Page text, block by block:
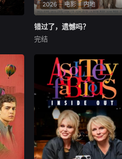
想创
人组
然而
诸多
叔助
随后
大叔
2026 电影 内地
错过了，遗憾吗？
庄达菲
00后女孩吴小北惨遭"断崖式
分手"，失恋后的她在发疯和
颓废中反复横跳，终于决定反
击！小北跌跌撞撞做完了"失
恋后也不必做的12件事"：改
造自己、假装理性、周旋于形
形色色的异性之间……然而这
一场大型失恋展览，真的能带
她走出失恋吗？
错过了，遗憾吗？
完结